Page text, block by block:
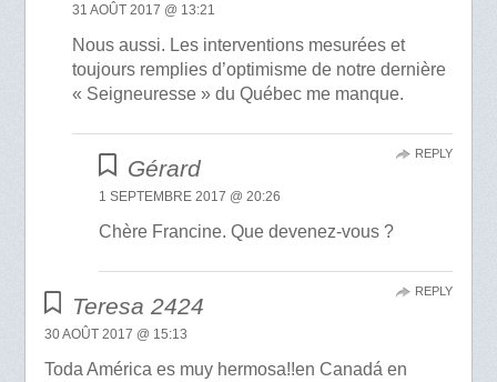
31 AOÛT 2017 @ 13:21
Nous aussi. Les interventions mesurées et
toujours remplies d’optimisme de notre dernière
« Seigneuresse » du Québec me manque.
Gérard
1 SEPTEMBRE 2017 @ 20:26
Chère Francine. Que devenez-vous ?
REPLY
Teresa 2424
30 AOÛT 2017 @ 15:13
Toda América es muy hermosa!!en Canadá en
REPLY